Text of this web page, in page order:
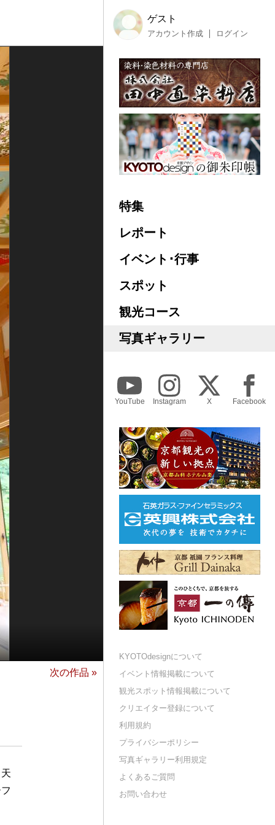
次の作品 »
ゲスト
アカウント作成 ログイン
特集
レポート
イベント･行事
スポット
観光コース
写真ギャラリー
YouTube Instagram X Facebook
KYOTOdesignについて
イベント情報掲載について
観光スポット情報掲載について
クリエイター登録について
利用規約
プライバシーポリシー
写真ギャラリー利用規定
よくあるご質問
お問い合わせ